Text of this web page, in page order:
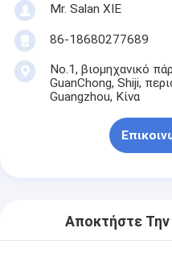
Mr. Salan XIE
86-18680277689
No.1, βιομηχανικό
GuanChong, Shiji,
Guangzhou, Κίνα
Αποκτήστε Την